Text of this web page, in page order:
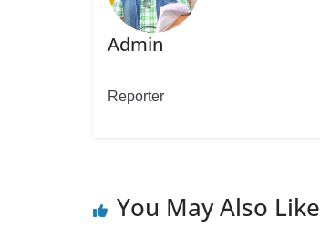
Admin
Reporter
You May Also Like